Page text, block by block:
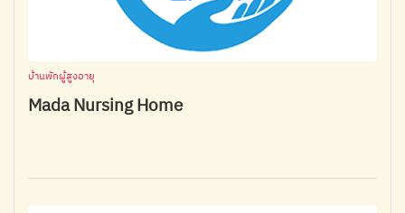
บ้านพักผู้สูงอายุ
Mada Nursing Home